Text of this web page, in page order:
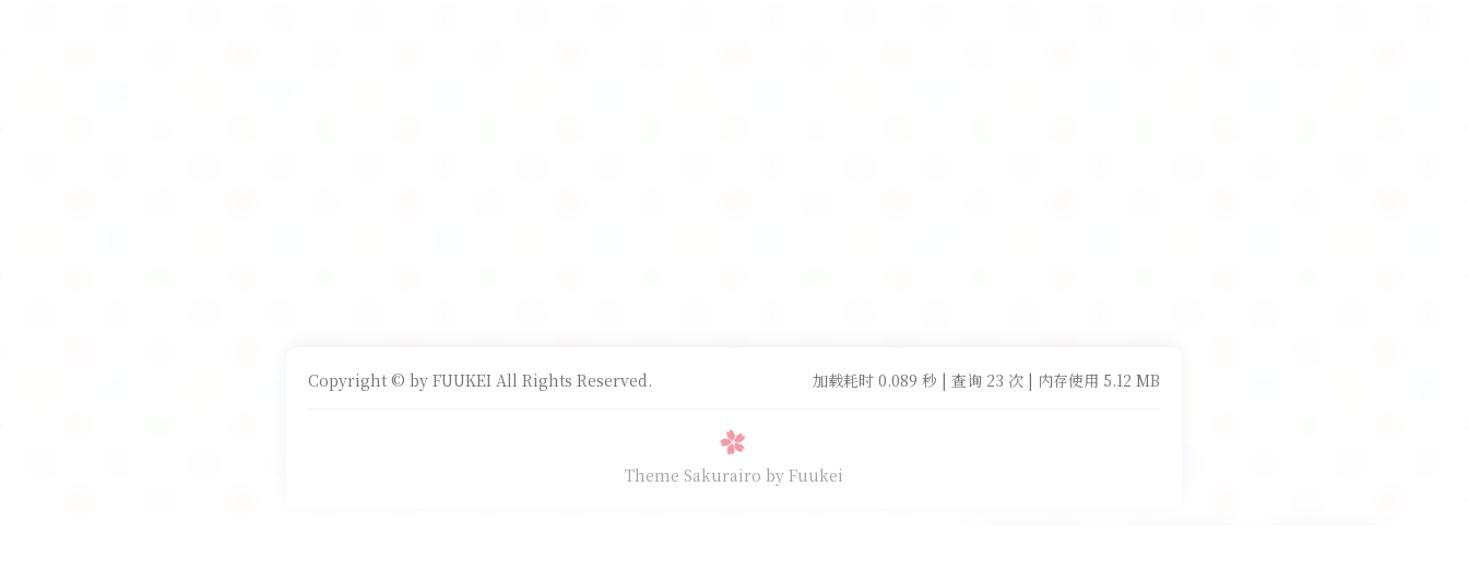
Copyright © by FUUKEI All Rights Reserved. 加载耗时 0.089 秒 | 查询 23 次 | 内存使用 5.12 MB
Theme Sakurairo by Fuukei